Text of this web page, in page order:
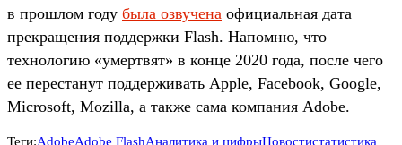
в прошлом году была озвучена официальная дата
прекращения поддержки Flash. Напомню, что
технологию «умертвят» в конце 2020 года, после чего
ее перестанут поддерживать Apple, Facebook, Google,
Microsoft, Mozilla, а также сама компания Adobe.
Теги:AdobeAdobe FlashАналитика и цифрыНовостистатистика